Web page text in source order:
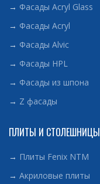
→ Фасады Acryl Glass
→ Фасады Acryl
→ Фасады Alvic
→ Фасады HPL
→ Фасады из шпона
→ Z фасады
ПЛИТЫ И СТОЛЕШНИЦЫ
→ Плиты Fenix NTM
→ Акриловые плиты